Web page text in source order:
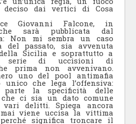
deciso dai vertici di Cosa
Giovanni Falcone, in
sarà pubblicata dal
Non mi sembra un caso
del passato, sia avvenuta
Sicilia e soprattutto a
serie di uccisioni di
prima non avvenivano.
uno del pool antimafia
che lega l’offensiva:
la specificità delle
ci sia un dato comune
delitti. Spiega ancora
mai viene uccisa la vittima
perché significa troncare il